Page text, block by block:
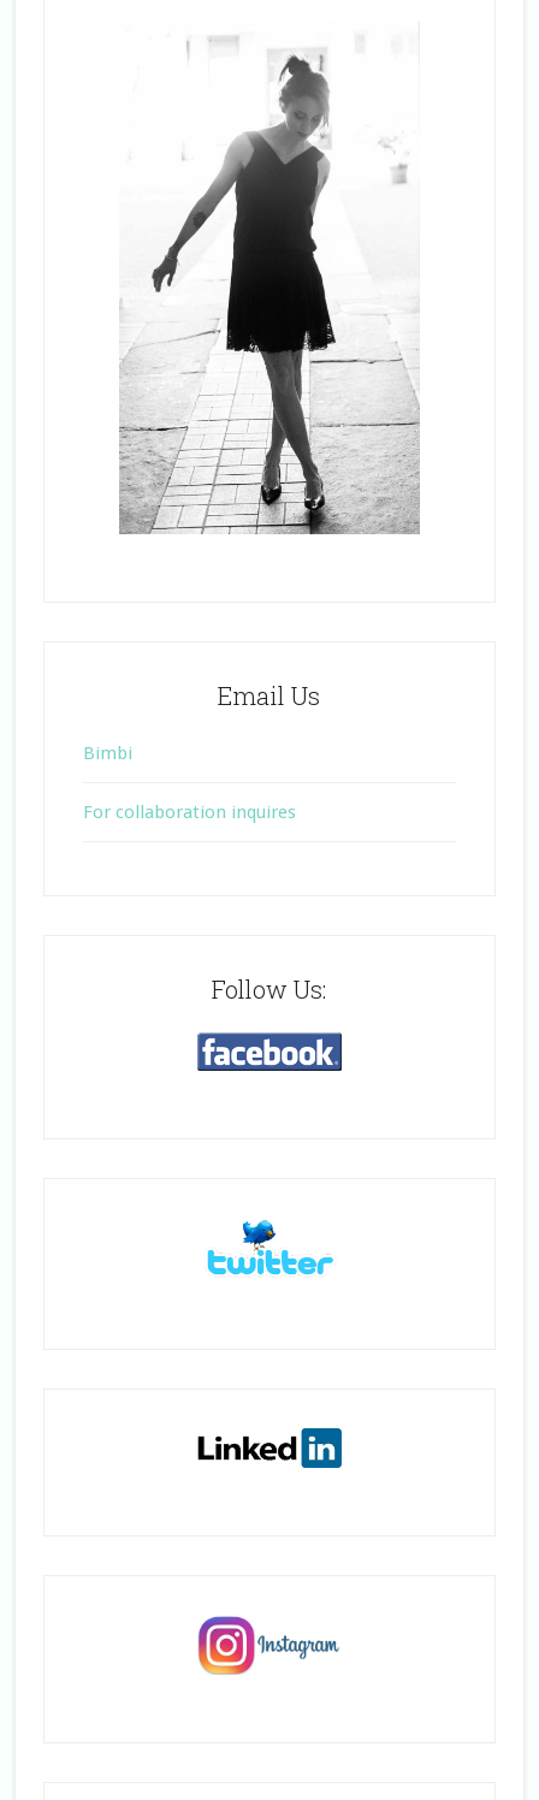
Email Us
Bimbi
For collaboration inquires
Follow Us: